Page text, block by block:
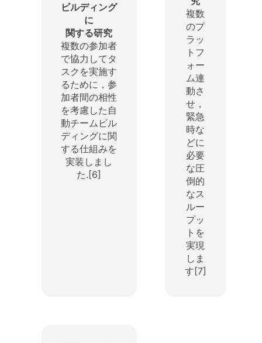
ビルディング
に
関する研究
複数の参加者
で協力してタ
スクを実施す
るために，参
加者間の相性
を考慮した自
動チームビル
ディングに関
する仕組みを
実装しまし
た.[6]
複数
のプ
ラッ
トフ
ォー
ム連
動さ
せ，
緊急
時な
どに
必要
な圧
倒的
なス
ルー
プッ
トを
実現
しま
す[7]